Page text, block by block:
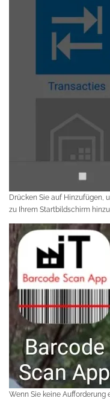
Drücken Sie auf Hinzufügen,
zu Ihrem Startbildschirm
Wenn Sie keine Aufforderung